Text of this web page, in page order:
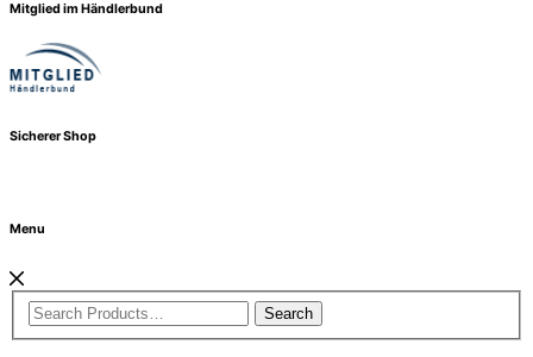
Mitglied im Händlerbund
Sicherer Shop
Menu
Search